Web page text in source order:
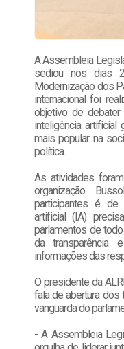
A Assembleia
sediou nos dias
Modernização dos
internacional foi
objetivo de
inteligência artificial
mais popular na
política.
As atividades
organização
participantes é de
artificial (IA)
parlamentos de
da
informações das
O presidente da
fala de abertura dos
vanguarda do
- A Assembleia